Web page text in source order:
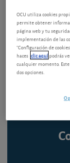
casa las
El Tribunal
grave la falta
en una
OCU utiliza cookies
permite obtener
página web y tu
implementación de las
"Configuración de
haces clic aquípodrás
cualquier momento.
dos opciones.